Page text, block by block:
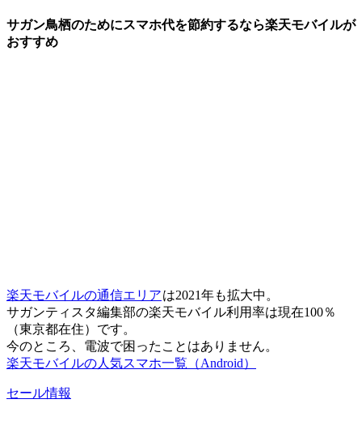
サガン鳥栖のためにスマホ代を節約するなら楽天モバイルが
おすすめ
楽天モバイルの通信エリアは2021年も拡大中。
サガンティスタ編集部の楽天モバイル利用率は現在100％
（東京都在住）です。
今のところ、電波で困ったことはありません。
楽天モバイルの人気スマホ一覧（Android）
セール情報